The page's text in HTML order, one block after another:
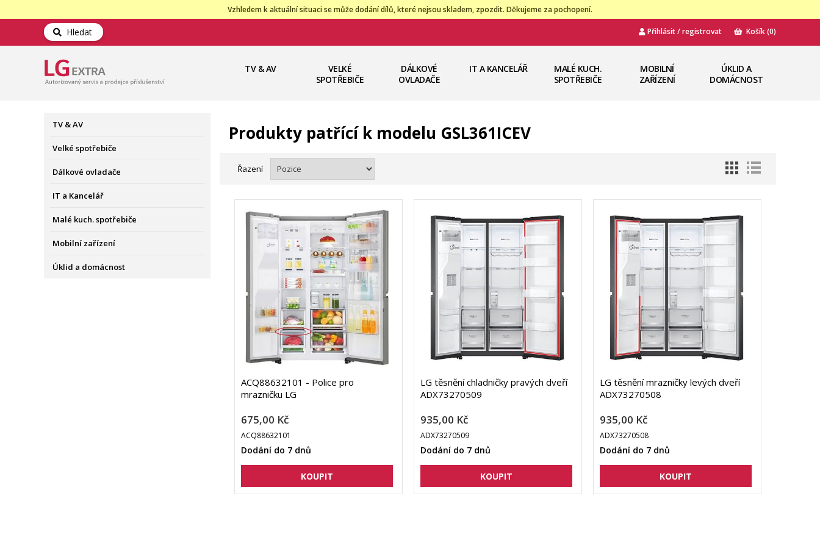
Vzhledem k aktuální situaci se může dodání dílů, které nejsou skladem, zpozdit. Děkujeme za pochopení.
Hledat Přihlásit / registrovat Košík(0)
TV & AV
VELKÉ
SPOTŘEBIČE
DÁLKOVÉ
OVLADAČE
IT A KANCELÁŘ
MALÉ KUCH.
SPOTŘEBIČE
MOBILNÍ
ZAŘÍZENÍ
ÚKLID A
DOMÁCNOST
TV & AV
Velké spotřebiče
Dálkové ovladače
IT a Kancelář
Malé kuch. spotřebiče
Mobilní zařízení
Úklid a domácnost
Produkty patřící k modelu GSL361ICEV
Řazení
ACQ88632101 - Police pro
mrazničku LG
675,00 Kč
ACQ88632101
Dodání do 7 dnů
LG těsnění chladničky pravých dveří
ADX73270509
935,00 Kč
ADX73270509
Dodání do 7 dnů
LG těsnění mrazničky levých dveří
ADX73270508
935,00 Kč
ADX73270508
Dodání do 7 dnů